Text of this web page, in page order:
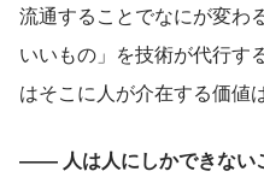
流通することでなにが変わ
いいもの」を技術が代行す
はそこに人が介在する価値
―― 人は人にしかできない